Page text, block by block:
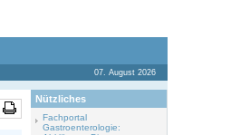
07. August 2026
Nützliches
Fachportal
Gastroenterologie: